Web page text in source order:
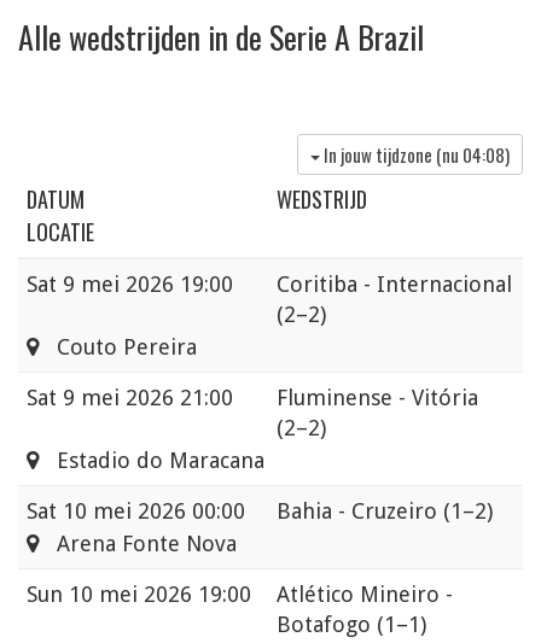
Alle wedstrijden in de Serie A Brazil
In jouw tijdzone (nu 04:08)
DATUM
WEDSTRIJD
LOCATIE
Sat 9 mei 2026 19:00
Coritiba - Internacional
(2–2)
Couto Pereira
Sat 9 mei 2026 21:00
Fluminense - Vitória
(2–2)
Estadio do Maracana
Sat 10 mei 2026 00:00 Bahia - Cruzeiro (1–2)
Arena Fonte Nova
Sun 10 mei 2026 19:00
Atlético Mineiro -
Botafogo (1–1)